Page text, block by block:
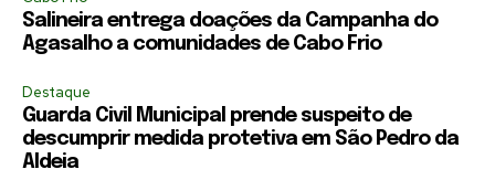
Salineira entrega doações da Campanha do
Agasalho a comunidades de Cabo Frio
Destaque
Guarda Civil Municipal prende suspeito de
descumprir medida protetiva em São Pedro da
Aldeia